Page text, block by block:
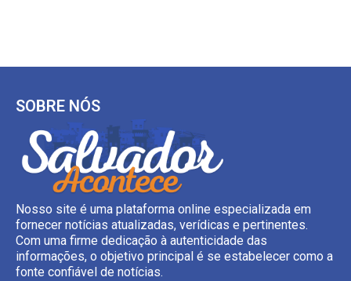
SOBRE NÓS
Nosso site é uma plataforma online especializada em
fornecer notícias atualizadas, verídicas e pertinentes.
Com uma firme dedicação à autenticidade das
informações, o objetivo principal é se estabelecer como a
fonte confiável de notícias.